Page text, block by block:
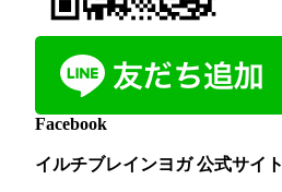
Facebook
イルチブレインヨガ 公式サイト